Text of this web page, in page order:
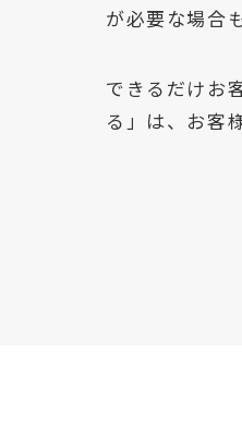
が必要な場合
できるだけお
る」は、お客